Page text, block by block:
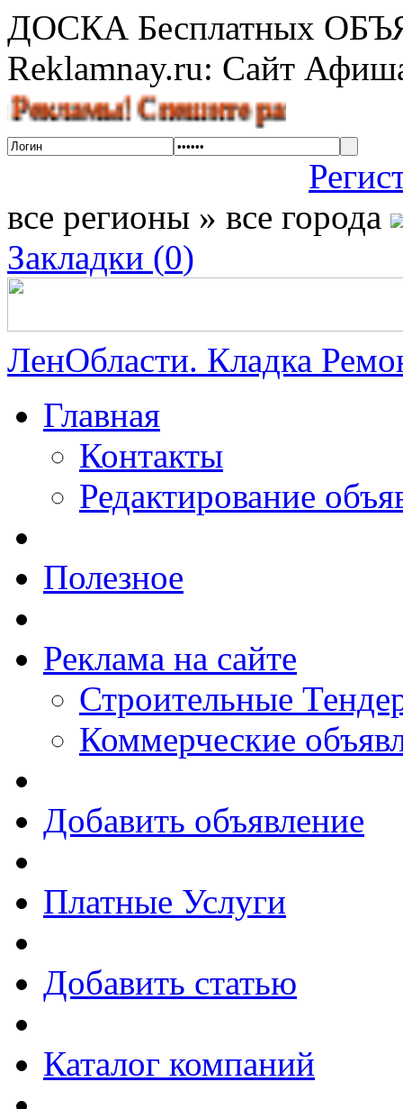
ДОСКА Бесплатных
Reklamnay.ru: Сайт
Спешите разместить
все регионы » все города
Закладки (0)
ЛенОбласти. Кладка
Главная
Контакты
Редактирование
Полезное
Реклама на сайте
Строительные
Коммерческие
Добавить объявление
Платные Услуги
Добавить статью
Каталог компаний